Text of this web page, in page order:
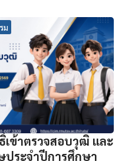
ม
ข้าตรวจสอบวุฒิ และ
ระจำปีการศึกษา